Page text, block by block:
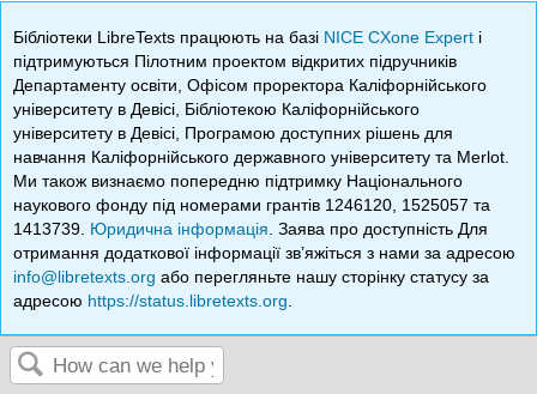
Бібліотеки LibreTexts працюють на базі NICE CXone Expert і
підтримуються Пілотним проектом відкритих підручників
Департаменту освіти, Офісом проректора Каліфорнійського
університету в Девісі, Бібліотекою Каліфорнійського
університету в Девісі, Програмою доступних рішень для
навчання Каліфорнійського державного університету та Merlot.
Ми також визнаємо попередню підтримку Національного
наукового фонду під номерами грантів 1246120, 1525057 та
1413739. Юридична інформація . Заява про доступність Для
отримання додаткової інформації зв’яжіться з нами за адресою
info@libretexts.org або перегляньте нашу сторінку статусу за
адресою https://status.libretexts.org